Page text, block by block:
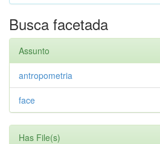
Busca facetada
Assunto
antropometria
face
Has File(s)